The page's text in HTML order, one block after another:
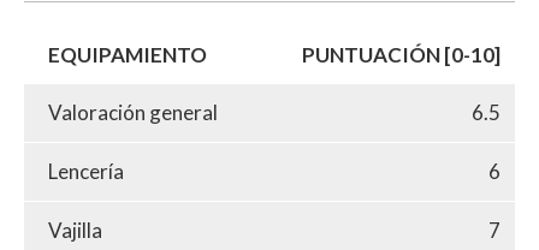
EQUIPAMIENTO PUNTUACIÓN [0-10]
Valoración general 6.5
Lencería 6
Vajilla 7